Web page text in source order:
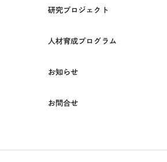
研究プロジェクト
人材育成プログラム
お知らせ
お問合せ